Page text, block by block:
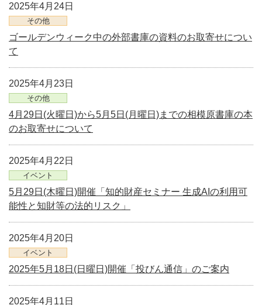
2025年4月24日
その他
ゴールデンウィーク中の外部書庫の資料のお取寄せについ
て
2025年4月23日
その他
4月29日(火曜日)から5月5日(月曜日)までの相模原書庫の本
のお取寄せについて
2025年4月22日
イベント
5月29日(木曜日)開催「知的財産セミナー 生成AIの利用可
能性と知財等の法的リスク」
2025年4月20日
イベント
2025年5月18日(日曜日)開催「投びん通信」のご案内
2025年4月11日